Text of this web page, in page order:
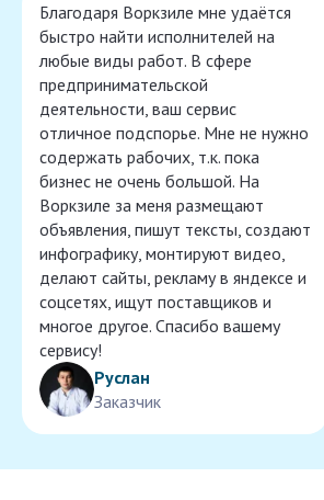
Благодаря Воркзиле мне удаётся
быстро найти исполнителей на
любые виды работ. В сфере
предпринимательской
деятельности, ваш сервис
отличное подспорье. Мне не нужно
содержать рабочих, т.к. пока
бизнес не очень большой. На
Воркзиле за меня размещают
объявления, пишут тексты, создают
инфографику, монтируют видео,
делают сайты, рекламу в яндексе и
соцсетях, ищут поставщиков и
многое другое. Спасибо вашему
сервису!
Руслан
Заказчик